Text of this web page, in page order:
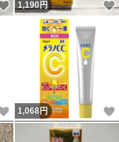
いいね！
1,190円
いいね！
1,068円